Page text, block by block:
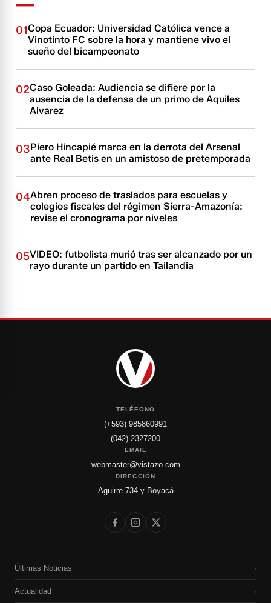
01Copa Ecuador: Universidad Católica vence a
Vinotinto FC sobre la hora y mantiene vivo el
sueño del bicampeonato
02Caso Goleada: Audiencia se difiere por la
ausencia de la defensa de un primo de Aquiles
Alvarez
03Piero Hincapié marca en la derrota del Arsenal
ante Real Betis en un amistoso de pretemporada
04Abren proceso de traslados para escuelas y
colegios fiscales del régimen Sierra-Amazonía:
revise el cronograma por niveles
05VIDEO: futbolista murió tras ser alcanzado por un
rayo durante un partido en Tailandia
TELÉFONO
(+593) 985860991
(042) 2327200
EMAIL
webmaster@vistazo.com
DIRECCIÓN
Aguirre 734 y Boyacá
Últimas Noticias ›
Actualidad ›